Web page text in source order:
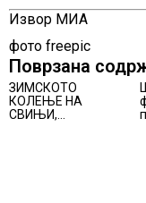
Извор МИА
фото freepic
Поврзана
ЗИМСКОТО
КОЛЕЊЕ НА
СВИЊИ,